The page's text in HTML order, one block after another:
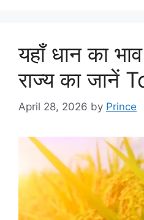
यहाँ धान का
राज्य का जानें
April 28, 2026 by Prince